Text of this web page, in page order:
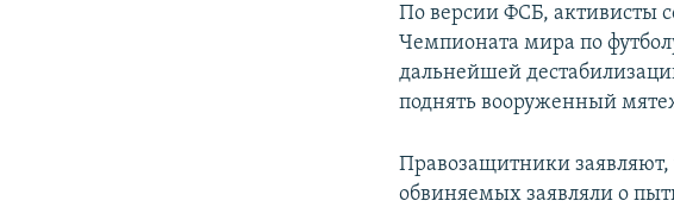
По версии ФСБ, активисты
Чемпионата мира по
дальнейшей
поднять вооруженный
Правозащитники заявляют,
обвиняемых заявляли о